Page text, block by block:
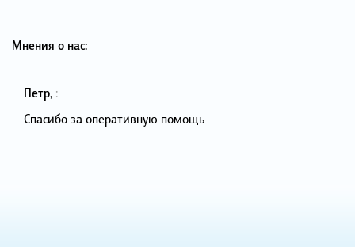
Мнения о нас:
Петр, :
Спасибо за оперативную помощь